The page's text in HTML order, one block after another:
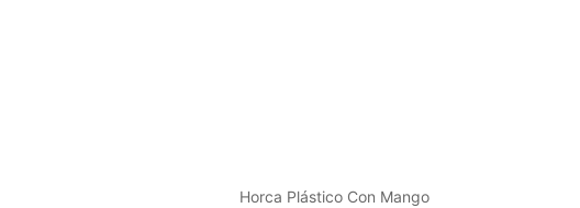
Horca Plástico Con Mango